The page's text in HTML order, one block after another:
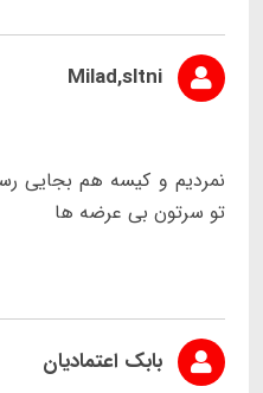
Milad,sltni
نمردیم و کیسه هم بجایی
تو سرتون بی عرضه ها
بابک اعتمادیان